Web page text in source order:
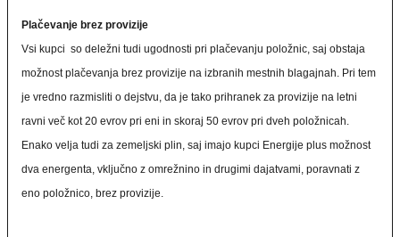
Plačevanje brez provizije
Vsi kupci so deležni tudi ugodnosti pri plačevanju položnic, saj obstaja
možnost plačevanja brez provizije na izbranih mestnih blagajnah. Pri tem
je vredno razmisliti o dejstvu, da je tako prihranek za provizije na letni
ravni več kot 20 evrov pri eni in skoraj 50 evrov pri dveh položnicah.
Enako velja tudi za zemeljski plin, saj imajo kupci Energije plus možnost
dva energenta, vključno z omrežnino in drugimi dajatvami, poravnati z
eno položnico, brez provizije.